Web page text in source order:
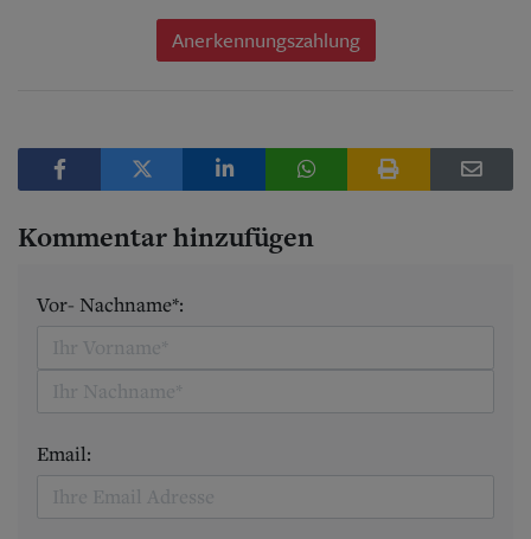
Anerkennungszahlung
Kommentar hinzufügen
Vor- Nachname*:
Email: